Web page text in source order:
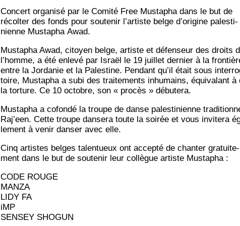
Concert orga­ni­sé par le Comi­té Free Mus­ta­pha dans le but de
récol­ter des fonds pour sou­te­nir l’ar­tiste belge d’o­ri­gine pales­ti­
nienne Mus­ta­pha Awad.
Mus­ta­pha Awad, citoyen belge, artiste et défen­seur des droits
l’homme, a été enle­vé par Israël le 19 juillet der­nier à la
entre la Jor­da­nie et la Pales­tine. Pen­dant qu’il était sous
toire, Mus­ta­pha a subi des trai­te­ments inhu­mains, équi­va­lant à
la tor­ture. Ce 10 octobre, son « pro­cès » débutera.
Mus­ta­pha a cofon­dé la troupe de danse pales­ti­nienne
Raj’een. Cette troupe dan­se­ra toute la soi­rée et vous invi­te­ra
le­ment à venir dan­ser avec elle.
Cinq artistes belges talen­tueux ont accep­té de chan­ter gra­tui­te­
ment dans le but de sou­te­nir leur col­lègue artiste Mustapha :
CODE ROUGE
MANZA
LIDY FA
iMP
SENSEY SHOGUN